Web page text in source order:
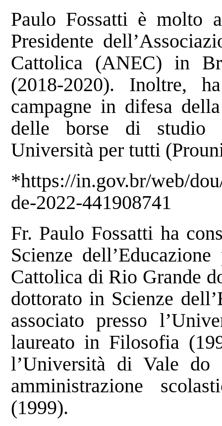
Paulo Fossatti è molto
Presidente
Cattolica (ANEC) in
(2018-2020). Inoltre,
campagne in difesa
delle borse di studio
Università per tutti
*https://in.gov.br/web/
de-2022-441908741
Fr. Paulo Fossatti ha
Scienze
Cattolica di Rio Grande
dottorato in Scienze
associato presso
laureato in Filosofia
l’Università di Vale do
amministrazione
(1999).